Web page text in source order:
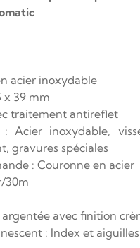
acier inoxydable
x 39 mm
traitement antireflet
Acier inoxydable,
gravures spéciales
: Couronne en acier
30m
avec finition
: Index et